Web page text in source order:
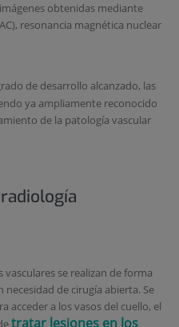
obtenidas mediante
resonancia magnética nuclear
de desarrollo alcanzado, las
ya ampliamente reconocido
de la patología vascular
se realizan de forma
necesidad de cirugía abierta. Se
acceder a los vasos del cuello, el
tratar lesiones en los